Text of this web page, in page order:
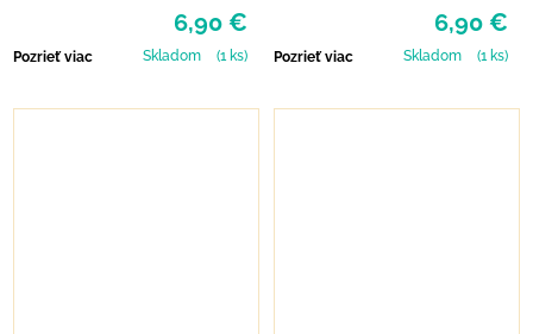
6,90 €
Pozrieť viac Skladom (1 ks)
6,90 €
Pozrieť viac Skladom (1 ks)